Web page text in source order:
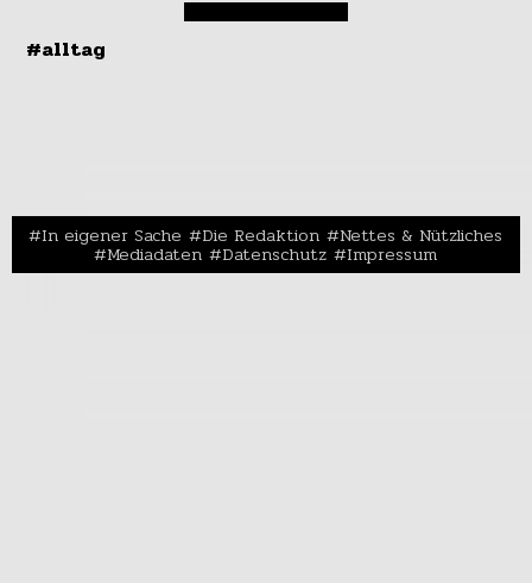
#alltag
In eigener Sache Die Redaktion Nettes & Nützliches
Mediadaten Datenschutz Impressum